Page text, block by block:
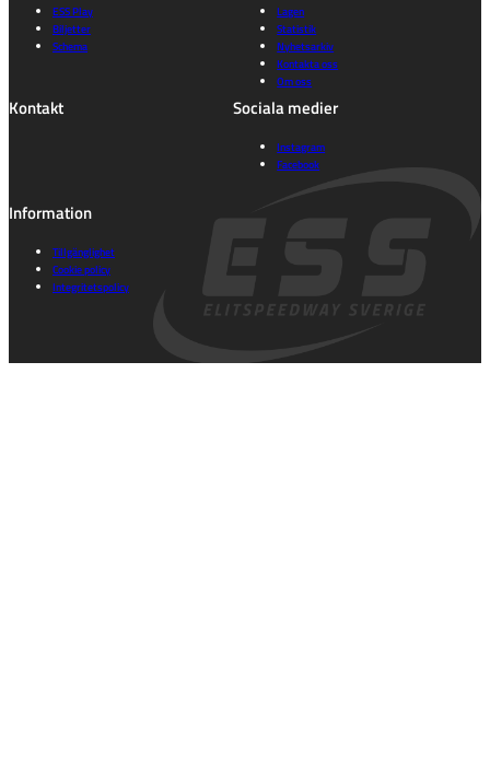
ESS Play
Biljetter
Schema
Lagen
Statistik
Nyhetsarkiv
Kontakta oss
Om oss
Kontakt Sociala medier
Instagram
Facebook
Information
Tillgänglighet
Cookie policy
Integritetspolicy